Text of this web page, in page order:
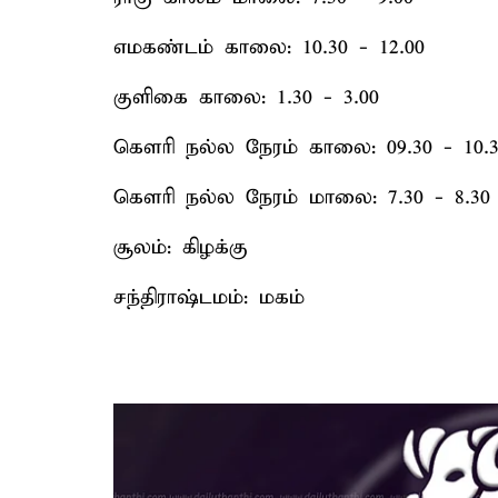
எமகண்டம் காலை: 10.30 - 12.00
குளிகை காலை: 1.30 - 3.00
கௌரி நல்ல நேரம் காலை: 09.30 -
கௌரி நல்ல நேரம் மாலை: 7.30 - 8.30
சூலம்: கிழக்கு
சந்திராஷ்டமம்: மகம்